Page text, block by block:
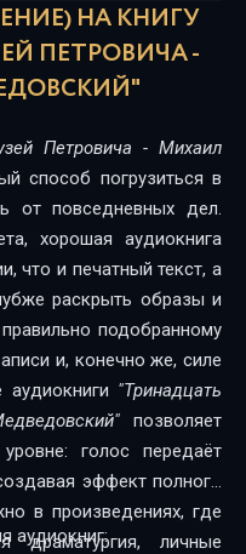
НА КНИГУ
ПЕТРОВИЧА -
Петровича - Михаил
способ погрузиться в
от повседневных дел.
хорошая аудиокнига
что и печатный текст, а
раскрыть образы и
подобранному
и, конечно же, силе
"Тринадцать
позволяет
голос передаёт
эффект полного
в произведениях, где
драматургия, личные
аудиокниг: